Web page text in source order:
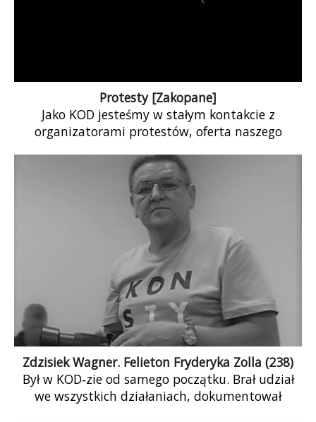
Protesty [Zakopane]
Jako KOD jesteśmy w stałym kontakcie z
organizatorami protestów, oferta naszego
znakomicie więc […]
Zdzisiek Wagner. Felieton Fryderyka Zolla (238)
Był w KOD‑zie od samego początku. Brał udział
we wszystkich działaniach, dokumentował